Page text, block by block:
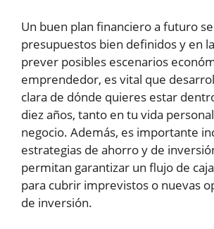
Un buen plan financiero a futuro
presupuestos bien definidos y en
prever posibles escenarios
emprendedor, es vital que
clara de dónde quieres estar
diez años, tanto en tu vida
negocio. Además, es importante
estrategias de ahorro y de
permitan garantizar un flujo de
para cubrir imprevistos o nuevas
de inversión.